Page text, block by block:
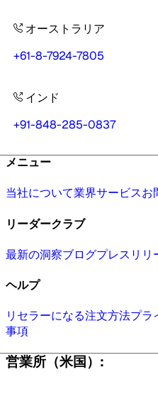
オーストラリア
+61-8-7924-7805
インド
+91-848-285-0837
メニュー
当社について業界サービスお
リーダークラブ
最新の洞察ブログプレスリリ
ヘルプ
リセラーになる注文方法プラ
事項
営業所（米国）: